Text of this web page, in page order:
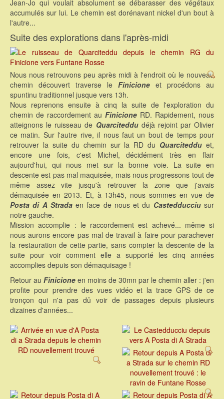
Jean-Jo qui voulait absolument se débarasser des végétaux
accumulés sur lui. Le chemin est dorénavant nickel d'un bout à
l'autre...
Suite des explorations dans l'après-midi
Nous nous retrouvons peu après midi à l'endroit où le nouveau
chemin découvert traverse le Finicione et procédons au
spuntinu traditionnel jusque vers 13h.
Nous reprenons ensuite à cinq la suite de l'exploration du
chemin de raccordement au Finicione RD. Rapidement, nous
atteignons le ruisseau de Quarciteddudéjà rejoint par Olivier
ce matin. Sur l'autre rive, il nous faut un bout de temps pour
retrouver la suite du chemin sur la RD du Quarciteddu et,
encore une fois, c'est Michel, décidément très en flair
aujourd'hui, qui nous met sur la bonne voie. La suite en
descente est pas mal maquisée, mais nous progressons tout de
même assez vite jusqu'à retrouver la zone que j'avais
démaquisée en 2013. Et, à 13h45, nous sommes en vue de
Posta di A Stradaen face de nous et du Castedducciusur
notre gauche.
Mission accomplie : le raccordement est achevé... même si
nous aurons encore pas mal de travail à faire pour parachever
la restauration de cette partie, sans compter la descente de la
suite pour voir comment elle a supporté les cinq années
accomplies depuis son démaquisage !
Retour au Finicione en moins de 30mn par le chemin aller : j'en
profite pour prendre des vues vidéo et la trace GPS de ce
tronçon qui n'a pas dû voir de passages depuis plusieurs
dizaines d'années...